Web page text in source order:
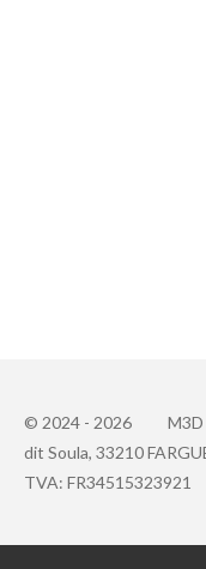
© 2024 - 2026
dit Soula, 33210
TVA: FR34515323921